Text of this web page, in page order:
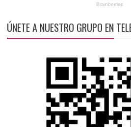
ÚNETE A NUESTRO GRUPO EN